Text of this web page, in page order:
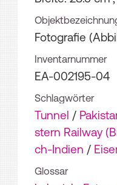
Fotografie
Inventarnummer
EA-002195-04
Schlagwörter
Tunnel /
stern Railway
ch-Indien /
Glossar